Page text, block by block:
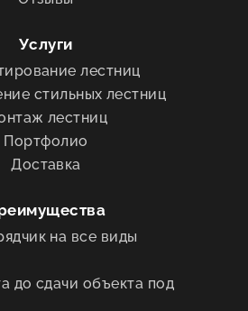
Услуги
лестниц
стильных лестниц
лестниц
Портфолио
Доставка
на все виды
до сдачи объекта под